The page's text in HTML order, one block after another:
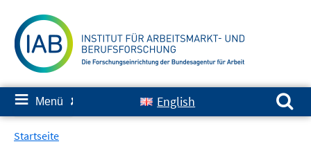
zum
Inhalt
≡ Menü ✘ English
Suchen nach:
Startseite